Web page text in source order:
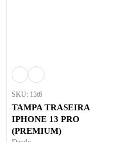
SKU: 13t6
TAMPA TRASEIRA
IPHONE 13 PRO
(PREMIUM)